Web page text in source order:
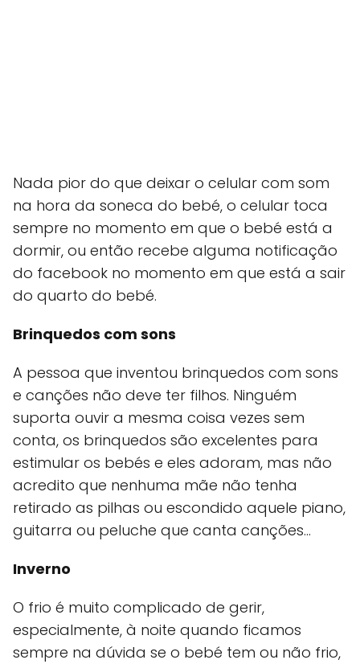
Nada pior do que deixar o celular com som
na hora da soneca do bebé, o celular toca
sempre no momento em que o bebé está a
dormir, ou então recebe alguma notificação
do facebook no momento em que está a sair
do quarto do bebé.
Brinquedos com sons
A pessoa que inventou brinquedos com sons
e canções não deve ter filhos. Ninguém
suporta ouvir a mesma coisa vezes sem
conta, os brinquedos são excelentes para
estimular os bebés e eles adoram, mas não
acredito que nenhuma mãe não tenha
retirado as pilhas ou escondido aquele piano,
guitarra ou peluche que canta canções…
Inverno
O frio é muito complicado de gerir,
especialmente, à noite quando ficamos
sempre na dúvida se o bebé tem ou não frio,